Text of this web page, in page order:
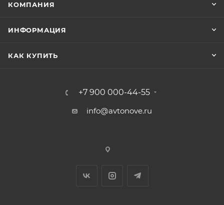
КОМПАНИЯ
ИНФОРМАЦИЯ
КАК КУПИТЬ
+7 900 000-44-55
info@avtonove.ru